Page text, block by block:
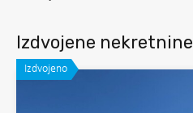
Izdvojene nekretnine
Izdvojeno